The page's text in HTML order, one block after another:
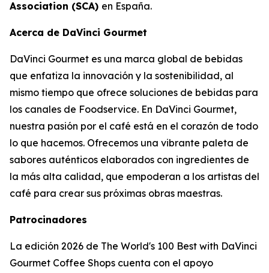
Association (SCA) en España.
Acerca de DaVinci Gourmet
DaVinci Gourmet es una marca global de bebidas
que enfatiza la innovación y la sostenibilidad, al
mismo tiempo que ofrece soluciones de bebidas para
los canales de Foodservice. En DaVinci Gourmet,
nuestra pasión por el café está en el corazón de todo
lo que hacemos. Ofrecemos una vibrante paleta de
sabores auténticos elaborados con ingredientes de
la más alta calidad, que empoderan a los artistas del
café para crear sus próximas obras maestras. ​
Patrocinadores
La edición 2026 de The World's 100 Best with DaVinci
Gourmet Coffee Shops cuenta con el apoyo